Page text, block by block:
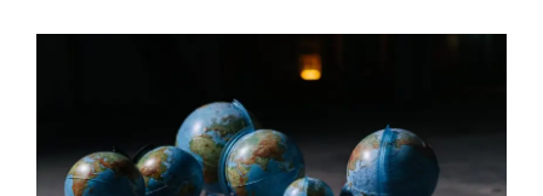
bancario e postale, direttore generale
dell’Accademia di educazione finanziaria presieduta
da Beppe Ghisolfi. Avvocato Rizzo, si sono
registrati cambiamenti sulla percezione della
sicurezza dei propri risparmi? Parto da una
considerazione scientifica. John Ioannidis, noto
professore di medicina, di epidemiologia e...